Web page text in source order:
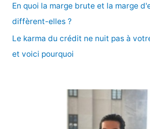
:
En quoi la marge brute et la marge
diffèrent-elles ?
Le karma du crédit ne nuit pas à
et voici pourquoi